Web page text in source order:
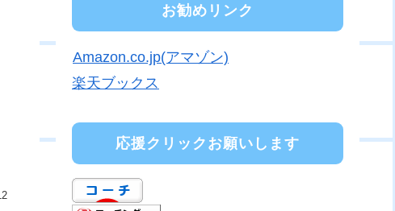
お勧めリンク
Amazon.co.jp(アマゾン)
楽天ブックス
応援クリックお願いします